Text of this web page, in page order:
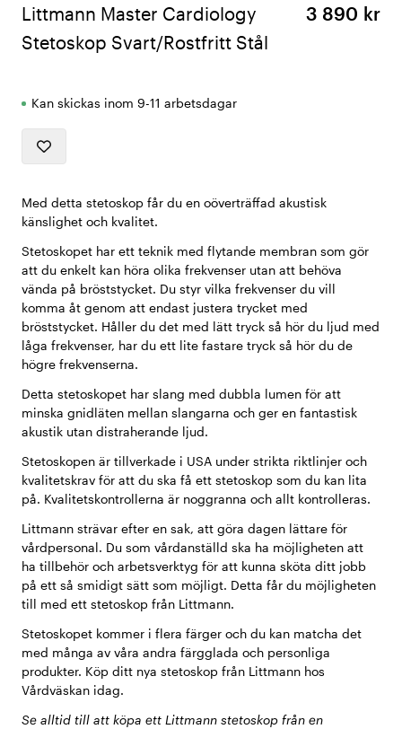
Littmann Master Cardiology
Stetoskop Svart/Rostfritt Stål
3 890 kr
Kan skickas inom 9-11 arbetsdagar
Med detta stetoskop får du en oöverträffad akustisk
känslighet och kvalitet.
Stetoskopet har ett teknik med flytande membran som gör
att du enkelt kan höra olika frekvenser utan att behöva
vända på bröststycket. Du styr vilka frekvenser du vill
komma åt genom att endast justera trycket med
bröststycket. Håller du det med lätt tryck så hör du ljud med
låga frekvenser, har du ett lite fastare tryck så hör du de
högre frekvenserna.
Detta stetoskopet har slang med dubbla lumen för att
minska gnidläten mellan slangarna och ger en fantastisk
akustik utan distraherande ljud.
Stetoskopen är tillverkade i USA under strikta riktlinjer och
kvalitetskrav för att du ska få ett stetoskop som du kan lita
på. Kvalitetskontrollerna är noggranna och allt kontrolleras.
Littmann strävar efter en sak, att göra dagen lättare för
vårdpersonal. Du som vårdanställd ska ha möjligheten att
ha tillbehör och arbetsverktyg för att kunna sköta ditt jobb
på ett så smidigt sätt som möjligt. Detta får du möjligheten
till med ett stetoskop från Littmann.
Stetoskopet kommer i flera färger och du kan matcha det
med många av våra andra färgglada och personliga
produkter. Köp ditt nya stetoskop från Littmann hos
Vårdväskan idag.
Se alltid till att köpa ett Littmann stetoskop från en